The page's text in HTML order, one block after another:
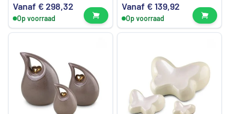
Vanaf €298,32
Op voorraad Bekijk product
Vanaf €139,92
Op voorraad